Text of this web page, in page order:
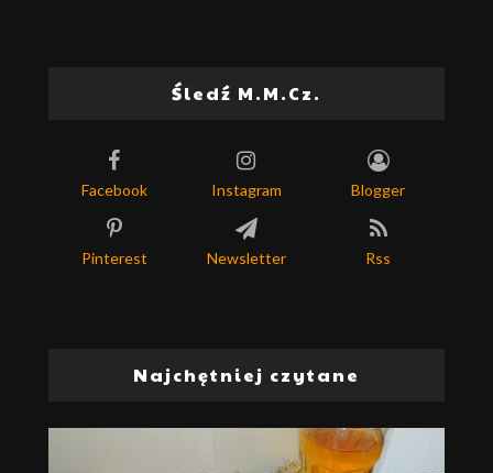
Śledź M.M.Cz.
Facebook Instagram Blogger
Pinterest Newsletter Rss
Najchętniej czytane